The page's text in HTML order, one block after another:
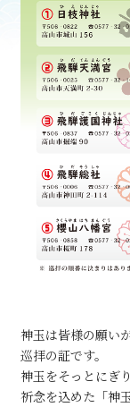
神玉は皆様の願い
巡拝の証です。
神玉をそっとにぎ
祈念を込めた「神